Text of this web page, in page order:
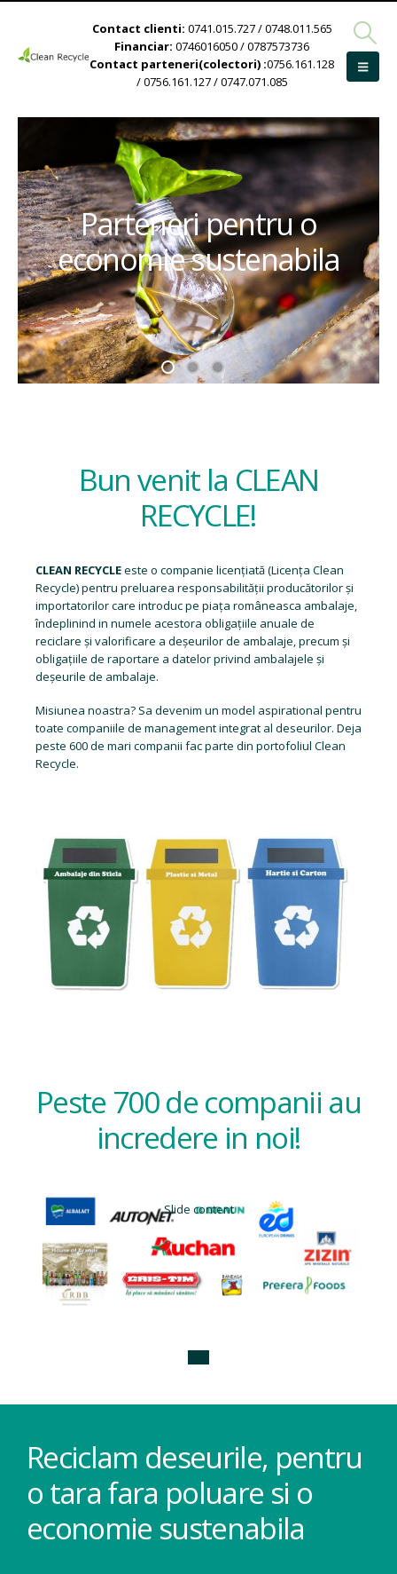
Contact clienti: 0741.015.727 / 0748.011.565
Financiar: 0746016050 / 0787573736
Contact parteneri(colectori) :0756.161.128
/ 0756.161.127 / 0747.071.085
Parteneri pentru o
economie sustenabila
Bun venit la CLEAN
RECYCLE!
CLEAN RECYCLEeste o companie licențiată (Licența Clean
Recycle) pentru preluarea responsabilității producătorilor și
importatorilor care introduc pe piața româneasca ambalaje,
îndeplinind in numele acestora obligațiile anuale de
reciclare și valorificare a deșeurilor de ambalaje, precum și
obligațiile de raportare a datelor privind ambalajele și
deșeurile de ambalaje.
Misiunea noastra? Sa devenim un model aspirational pentru
toate companiile de management integrat al deseurilor. Deja
peste 600 de mari companii fac parte din portofoliul Clean
Recycle.
Peste 700 de companii au
incredere in noi!
Slide content
Reciclam deseurile, pentru
o tara fara poluare si o
economie sustenabila